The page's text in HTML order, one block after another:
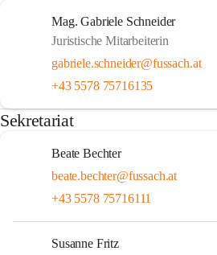
Mag. Gabriele Schneider
Juristische Mitarbeiterin
gabriele.schneider@fussach.at
+43 5578 75716135
Sekretariat
Beate Bechter
beate.bechter@fussach.at
+43 5578 75716111
Susanne Fritz